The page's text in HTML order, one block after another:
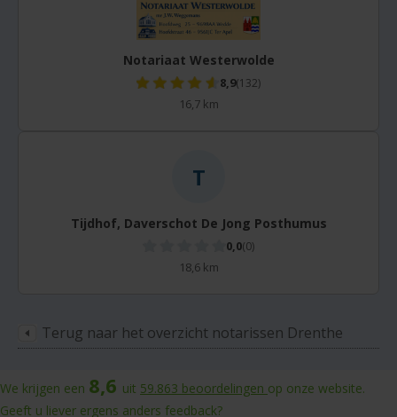
Notariaat Westerwolde
8,9(132)
16,7 km
T
Tijdhof, Daverschot De Jong Posthumus
0,0(0)
18,6 km
Terug naar het overzicht notarissen Drenthe
We krijgen een 8,6 uit 59.863 beoordelingen op onze website.
Geeft u liever ergens anders feedback?